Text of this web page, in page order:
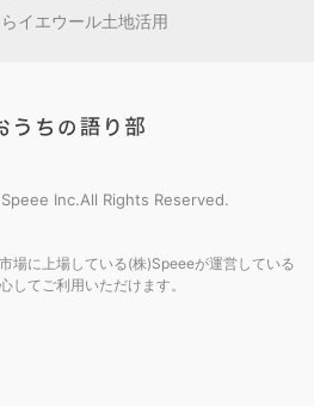
イエウール土地活用
Inc.All Rights Reserved.
場に上場している(株)Speeeが運営している
してご利用いただけます。